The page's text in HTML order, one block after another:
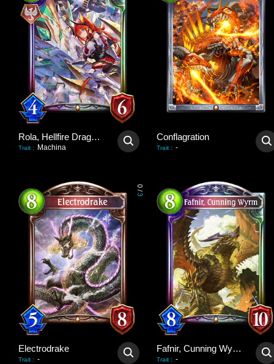
Rola, Hellfire Dragoon
Trait : Machina
Conflagration
Trait : -
0
/
3
Electrodrake
Trait : -
Fafnir, Cunning Wyrm
Trait : -